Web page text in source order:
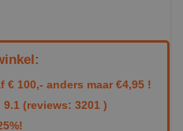
100,- anders maar €4,95 !
9.1 (reviews: 3201 )